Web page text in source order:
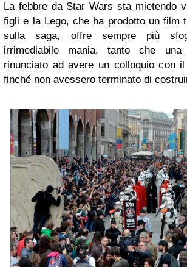
La febbre da Star Wars sta mietendo
figli e la Lego, che ha prodotto un film
sulla saga, offre sempre più
irrimediabile mania, tanto che
rinunciato ad avere un colloquio con
finché non avessero terminato di